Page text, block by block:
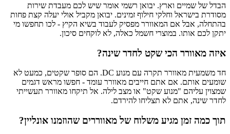
הבדל של שמיים וארץ. יבואן רשמי אומר שיש לכם מעבדת שירות
מסודרת בישראל וחלקי חילוף זמינים. יבואן מקביל אולי יעלה קצת פחות
בהתחלה, אבל אם המאוורר מפסיק לעבוד בשיא הקיץ - לכו תחפשו מי
יתקן לכם אותו. במוצרי חשמל כאלה, לא לוקחים סיכון.
איזה מאוורר הכי שקט לחדר שינה?
חד משמעית מאוורר תקרה עם מנוע DC. הם סופר שקטים, כמעט לא
שומעים אותם. אם אתם חייבים מאוורר עומד - חפשו מראש דגמים
שמצוין עליהם "מנוע שקט" או מצב לילה. אל תיקחו מאוורר תעשייתי
לחדר שינה, אתם לא תצליחו להירדם.
תוך כמה זמן מגיע משלוח של מאווררים שהוזמנו אונליין?